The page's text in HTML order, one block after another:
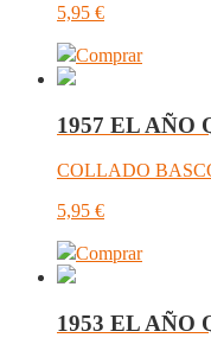
5,95 €
Comprar
1957 EL AÑO
COLLADO
5,95 €
Comprar
1953 EL AÑO